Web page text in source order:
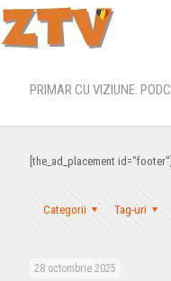
PRIMAR CU VIZIUNE.
[the_ad_placement id="footer"]
Categorii Tag-uri
28 octombrie 2025